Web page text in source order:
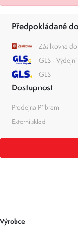
Předpokládané
Zásilkovna do
GLS - Výdejní
GLS
Dostupnost
Prodejna Příbram
Externí sklad
Výrobce